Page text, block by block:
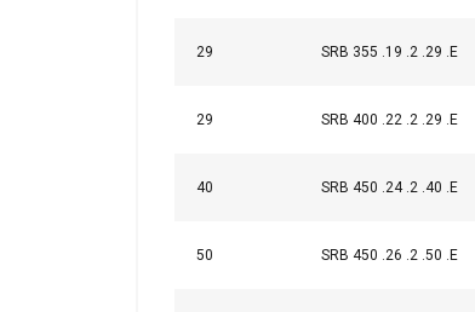
29 SRB 355 .19 .2 .29 .E
29 SRB 400 .22 .2 .29 .E
40 SRB 450 .24 .2 .40 .E
50 SRB 450 .26 .2 .50 .E